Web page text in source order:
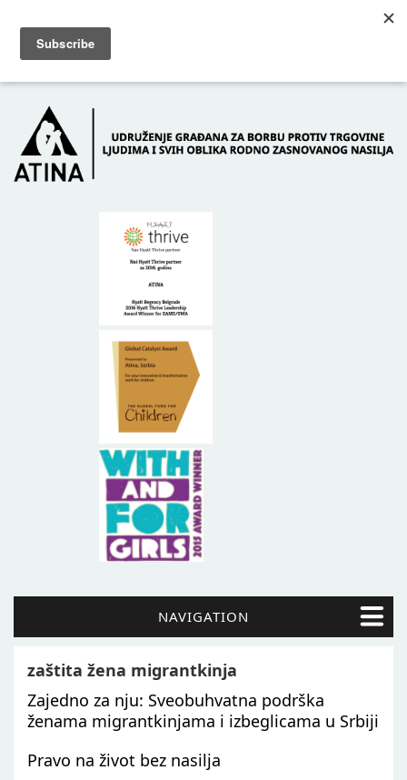
POČETNA O NAMA
NAVIGATION
zaštita žena migrantkinja
Zajedno za nju: Sveobuhvatna podrška
ženama migrantkinjama i izbeglicama u Srbiji
Pravo na život bez nasilja